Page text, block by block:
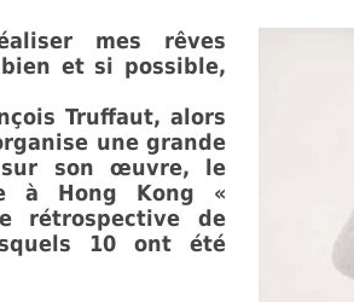
mes rêves
et si possible,
Truffaut, alors
une grande
son œuvre, le
à Hong Kong «
rétrospective de
10 ont été